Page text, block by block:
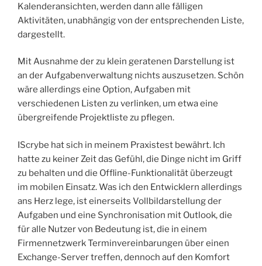
Kalenderansichten, werden dann alle fälligen
Aktivitäten, unabhängig von der entsprechenden Liste,
dargestellt.
Mit Ausnahme der zu klein geratenen Darstellung ist
an der Aufgabenverwaltung nichts auszusetzen. Schön
wäre allerdings eine Option, Aufgaben mit
verschiedenen Listen zu verlinken, um etwa eine
übergreifende Projektliste zu pflegen.
IScrybe hat sich in meinem Praxistest bewährt. Ich
hatte zu keiner Zeit das Gefühl, die Dinge nicht im Griff
zu behalten und die Offline-Funktionalität überzeugt
im mobilen Einsatz. Was ich den Entwicklern allerdings
ans Herz lege, ist einerseits Vollbildarstellung der
Aufgaben und eine Synchronisation mit Outlook, die
für alle Nutzer von Bedeutung ist, die in einem
Firmennetzwerk Terminvereinbarungen über einen
Exchange-Server treffen, dennoch auf den Komfort